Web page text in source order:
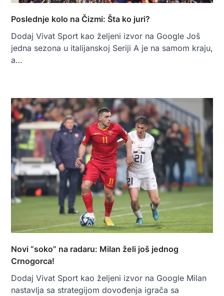
Poslednje kolo na Čizmi: Šta ko juri?
Dodaj Vivat Sport kao željeni izvor na Google Još
jedna sezona u italijanskoj Seriji A je na samom kraju,
a…
Novi “soko” na radaru: Milan želi još jednog
Crnogorca!
Dodaj Vivat Sport kao željeni izvor na Google Milan
nastavlja sa strategijom dovođenja igrača sa